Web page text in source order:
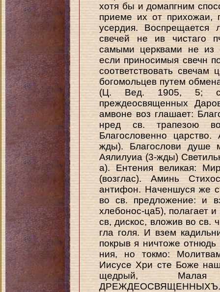
хотя бы и домапгним
приеме их от прихожаи,
усердия. Воспрещается
свечей не ив чистаго
самыми церквами не из
если приносимыя свечн
соответствовать свечам
богомольцев путем
(Ц. Вед. 1905, 5;
преждеосвященных
амвоне воз глашает:
нред св. трапезою во
Благословенно
жды). Благослови душе
Аялилуиа (3-жды)
а). Ентения великая:
(возглас). Аминь
антифон. Наченшуся же
во св. предложение: и
хлебонос-ца5), полагает и
св, дискос, вложив во св.
гла голя. И взем
покрыв я ничтоже
ния, но токмо:
Иисусе Хри сте Боже
щедрый, Малая
ДРЕЖДЕОСВЯЩЕННЫХЪ.